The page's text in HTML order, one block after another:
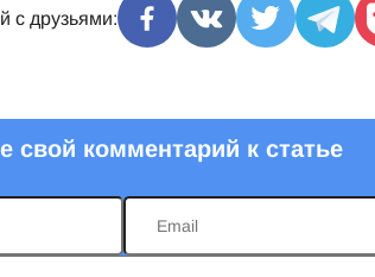
с друзьями:
свой комментарий к статье